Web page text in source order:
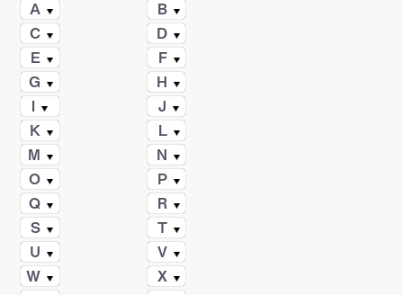
A
B
C
D
E
F
G
H
J
K
M
N
O
P
Q
R
S
T
U
V
W
X